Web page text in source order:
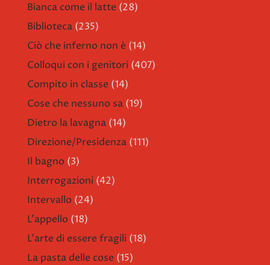
Bianca come il latte (28)
Biblioteca (235)
Ciò che inferno non è (14)
Colloqui con i genitori (407)
Compito in classe (14)
Cose che nessuno sa (19)
Dietro la lavagna (14)
Direzione/Presidenza (111)
Il bagno (3)
Interrogazioni (42)
Intervallo (24)
L'appello (18)
L'arte di essere fragili (18)
La pasta delle cose (15)